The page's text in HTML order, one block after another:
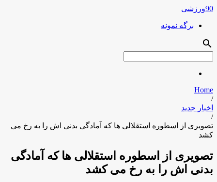
90ورزشی
برگه نمونه
search
Home
/
اخبار جدید
/
تصویری از اسطوره استقلالی ها که آمادگی بدنی اش را به رخ می
کشد
تصویری از اسطوره استقلالی ها که آمادگی
بدنی اش را به رخ می کشد